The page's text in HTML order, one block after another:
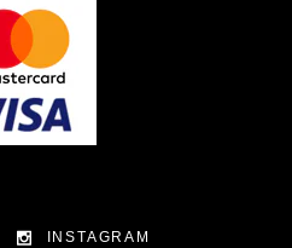
INSTAGRAM